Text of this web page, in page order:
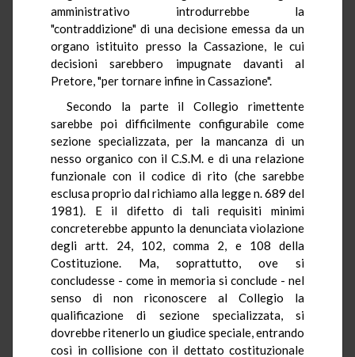
amministrativo introdurrebbe la
"contraddizione" di una decisione emessa da un
organo istituito presso la Cassazione, le cui
decisioni sarebbero impugnate davanti al
Pretore, "per tornare infine in Cassazione".
Secondo la parte il Collegio rimettente
sarebbe poi difficilmente configurabile come
sezione specializzata, per la mancanza di un
nesso organico con il C.S.M. e di una relazione
funzionale con il codice di rito (che sarebbe
esclusa proprio dal richiamo alla legge n. 689 del
1981). E il difetto di tali requisiti minimi
concreterebbe appunto la denunciata violazione
degli artt. 24, 102, comma 2, e 108 della
Costituzione. Ma, soprattutto, ove si
concludesse - come in memoria si conclude - nel
senso di non riconoscere al Collegio la
qualificazione di sezione specializzata, si
dovrebbe ritenerlo un giudice speciale, entrando
così in collisione con il dettato costituzionale